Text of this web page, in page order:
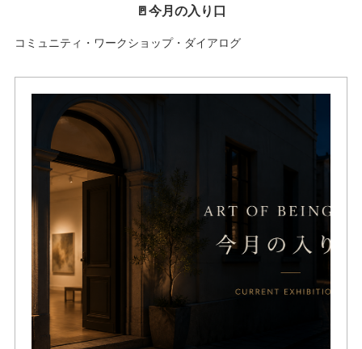
🚪今月の入り口
コミュニティ・ワークショップ・ダイアログ